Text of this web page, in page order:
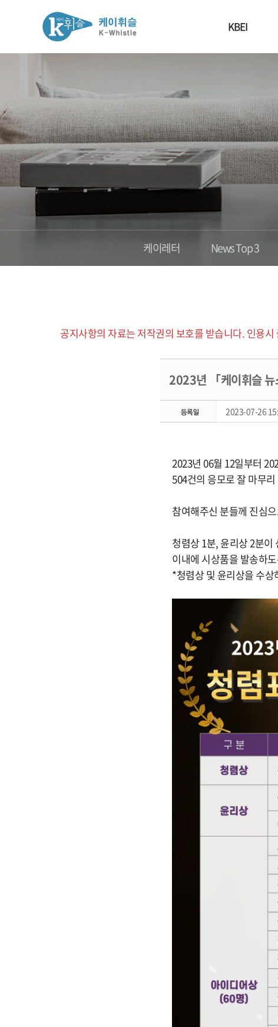
KBEI
케이레터 News Top 3
공지사항의 자료는 저작권의 보호를 받습니다. 인용
2023년 「케이휘슬 뉴
2023-07-26
2023년 06월 12일부터
504건의 응모로 잘 마무
참여해주신 분들께 진심
청렴상 1분, 윤리상 2분
이내에 시상품을 발송하
*청렴상 및 윤리상을 수